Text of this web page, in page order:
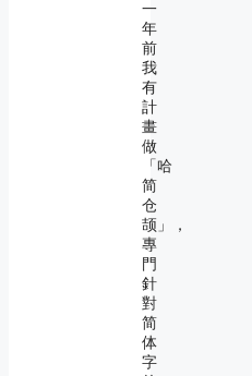
一
年
前
我
有
計
畫
做
「哈
简
仓
颉」，
專
門
針
對
简
体
字